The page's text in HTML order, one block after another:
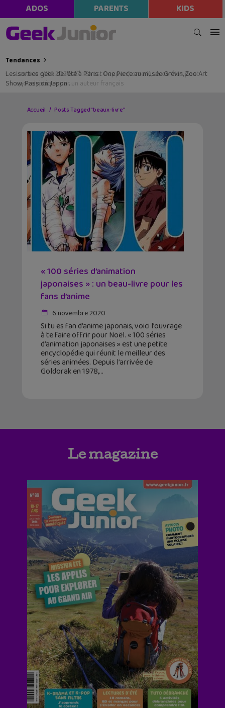
ADOS PARENTS KIDS
Tendances
Les sorties geek de l’été à Paris : One Piece au musée Grévin, Zoo Art
Show, Passion Japon…
Accueil Posts Tagged "beaux-livre"
« 100 séries d’animation
japonaises » : un beau-livre pour les
fans d’anime
6 novembre 2020
Si tu es fan d’anime japonais, voici l’ouvrage
à te faire offrir pour Noël. « 100 séries
d’animation japonaises » est une petite
encyclopédie qui réunit le meilleur des
séries animées. Depuis l’arrivée de
Goldorak en 1978,
Le magazine